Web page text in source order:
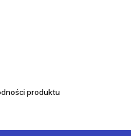
produktu